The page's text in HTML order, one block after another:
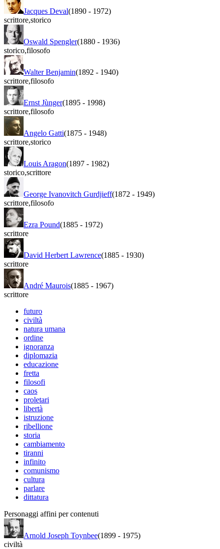
Jacques Deval(1890 - 1972)
scrittore,storico
Oswald Spengler(1880 - 1936)
storico,filosofo
Walter Benjamin(1892 - 1940)
scrittore,filosofo
Ernst Jùnger(1895 - 1998)
scrittore,filosofo
Angelo Gatti(1875 - 1948)
scrittore,storico
Louis Aragon(1897 - 1982)
storico,scrittore
George Ivanovitch Gurdjieff(1872 - 1949)
scrittore,filosofo
Ezra Pound(1885 - 1972)
scrittore
David Herbert Lawrence(1885 - 1930)
scrittore
André Maurois(1885 - 1967)
scrittore
futuro
civiltà
natura umana
ordine
ignoranza
diplomazia
educazione
fretta
filosofi
caos
proletari
libertà
istruzione
ribellione
storia
cambiamento
tiranni
infinito
comunismo
cultura
parlare
dittatura
Personaggi affini per contenuti
Arnold Joseph Toynbee(1899 - 1975)
civiltà